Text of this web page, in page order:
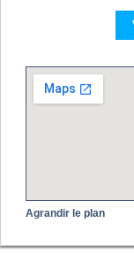
Agrandir le plan